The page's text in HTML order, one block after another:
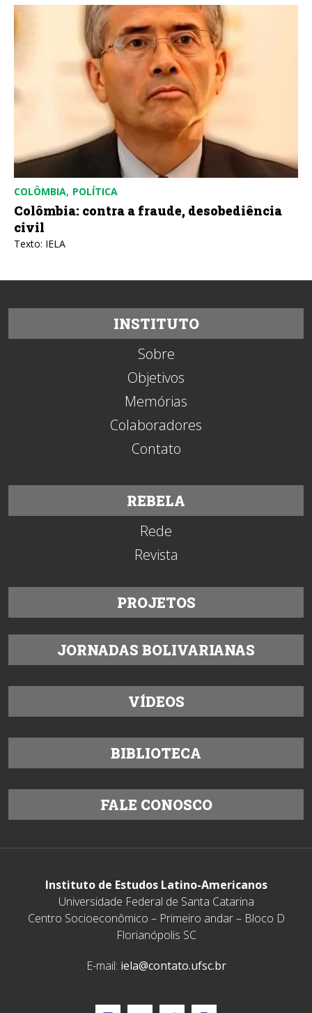
COLÔMBIA POLÍTICA
Colômbia: contra a fraude, desobediência
civil
Texto: IELA
INSTITUTO
Sobre
Objetivos
Memórias
Colaboradores
Contato
REBELA
Rede
Revista
PROJETOS
JORNADAS BOLIVARIANAS
VÍDEOS
BIBLIOTECA
FALE CONOSCO
Instituto de Estudos Latino-Americanos
Universidade Federal de Santa Catarina
Centro Socioeconômico – Primeiro andar – Bloco D
Florianópolis SC
E-mail: iela@contato.ufsc.br